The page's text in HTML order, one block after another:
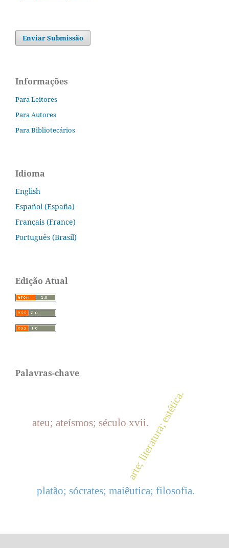
Enviar Submissão
Informações
Para Leitores
Para Autores
Para Bibliotecários
Idioma
English
Español (España)
Français (France)
Português (Brasil)
Edição Atual
Palavras-chave
arte; literatura; estética.
ateu; ateísmos; século xvii.
platão; sócrates; maiêutica; filosofia.